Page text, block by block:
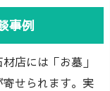
事例
店には「お墓」
せられます。実